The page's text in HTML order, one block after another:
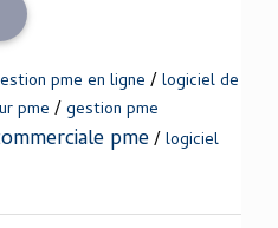
pme en ligne /logiciel de
pme /gestion pme
pme/logiciel